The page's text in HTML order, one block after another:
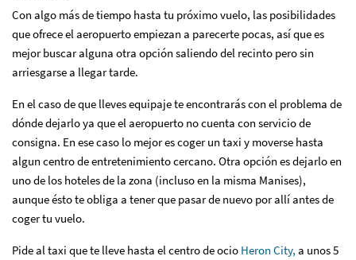
Con algo más de tiempo hasta tu próximo vuelo, las posibilidades
que ofrece el aeropuerto empiezan a parecerte pocas, así que es
mejor buscar alguna otra opción saliendo del recinto pero sin
arriesgarse a llegar tarde.
En el caso de que lleves equipaje te encontrarás con el problema de
dónde dejarlo ya que el aeropuerto no cuenta con servicio de
consigna. En ese caso lo mejor es coger un taxi y moverse hasta
algun centro de entretenimiento cercano. Otra opción es dejarlo en
uno de los hoteles de la zona (incluso en la misma Manises),
aunque ésto te obliga a tener que pasar de nuevo por allí antes de
coger tu vuelo.
Pide al taxi que te lleve hasta el centro de ocio Heron City, a unos 5